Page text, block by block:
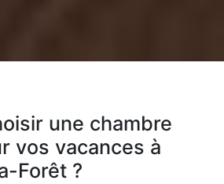
une chambre
vos vacances à
Forêt ?